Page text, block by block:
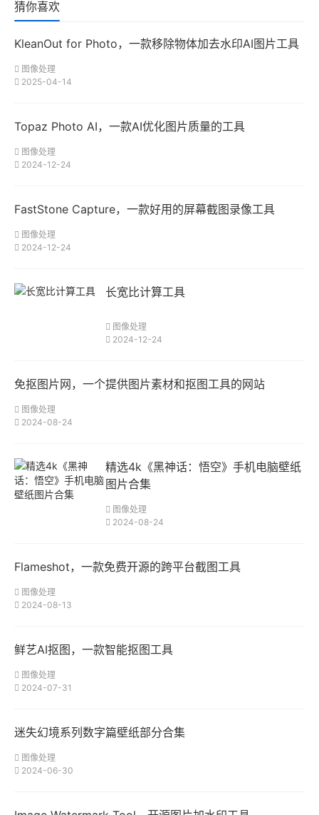
猜你喜欢
KleanOut for Photo，一款移除物体加去水印AI图片工具
图像处理
2025-04-14
Topaz Photo AI，一款AI优化图片质量的工具
图像处理
2024-12-24
FastStone Capture，一款好用的屏幕截图录像工具
图像处理
2024-12-24
长宽比计算工具
图像处理
2024-12-24
免抠图片网，一个提供图片素材和抠图工具的网站
图像处理
2024-08-24
精选4k《黑神话：悟空》手机电脑壁纸
图片合集
图像处理
2024-08-24
Flameshot，一款免费开源的跨平台截图工具
图像处理
2024-08-13
鲜艺AI抠图，一款智能抠图工具
图像处理
2024-07-31
迷失幻境系列数字篇壁纸部分合集
图像处理
2024-06-30